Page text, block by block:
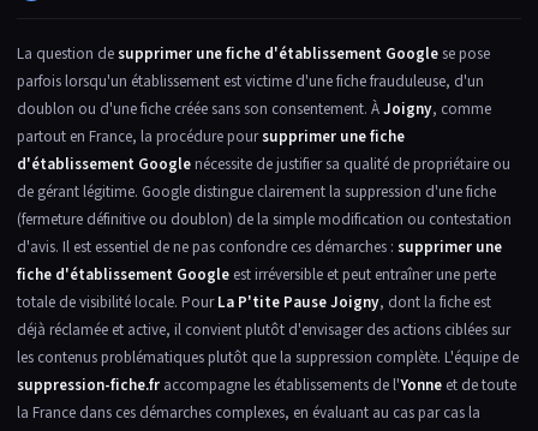
La question desupprimer une fiche d'établissement Googlese pose
parfois lorsqu'un établissement est victime d'une fiche frauduleuse, d'un
doublon ou d'une fiche créée sans son consentement. ÀJoigny, comme
partout en France, la procédure poursupprimer une fiche
d'établissement Google nécessite de justifier sa qualité de propriétaire ou
de gérant légitime. Google distingue clairement la suppression d'une fiche
(fermeture définitive ou doublon) de la simple modification ou contestation
d'avis. Il est essentiel de ne pas confondre ces démarches : supprimer une
fiche d'établissement Google est irréversible et peut entraîner une perte
totale de visibilité locale. PourLa P'tite Pause Joigny, dont la fiche est
déjà réclamée et active, il convient plutôt d'envisager des actions ciblées sur
les contenus problématiques plutôt que la suppression complète. L'équipe de
suppression-fiche.fr accompagne les établissements de l'Yonne et de toute
la France dans ces démarches complexes, en évaluant au cas par cas la